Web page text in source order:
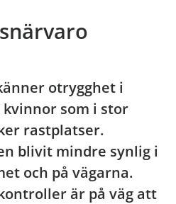
otrygghet i
som i stor
rastplatser.
blivit mindre synlig i
och på vägarna.
är på väg att